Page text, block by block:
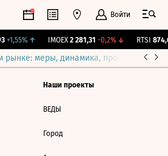
Войти
+1,55%↑ IMOEX 2 281,31 -0,2%↓ RTSI
рынке: меры, динамика, прогнозы
Наши проекты
ВЕДЫ
Город